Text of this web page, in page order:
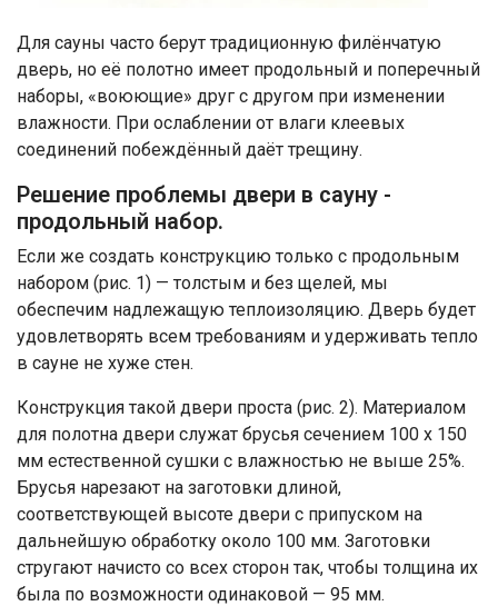
Для сауны часто берут традиционную филёнчатую
дверь, но её полотно имеет продольный и поперечный
наборы, «воюющие» друг с другом при изменении
влажности. При ослаблении от влаги клеевых
соединений побеждённый даёт трещину.
Решение проблемы двери в сауну -
продольный набор.
Если же создать конструкцию только с продольным
набором (рис. 1) — толстым и без щелей, мы
обеспечим надлежащую теплоизоляцию. Дверь будет
удовлетворять всем требованиям и удерживать тепло
в сауне не хуже стен.
Конструкция такой двери проста (рис. 2). Материалом
для полотна двери служат брусья сечением 100 х 150
мм естественной сушки с влажностью не выше 25%.
Брусья нарезают на заготовки длиной,
соответствующей высоте двери с припуском на
дальнейшую обработку около 100 мм. Заготовки
стругают начисто со всех сторон так, чтобы толщина их
была по возможности одинаковой — 95 мм.